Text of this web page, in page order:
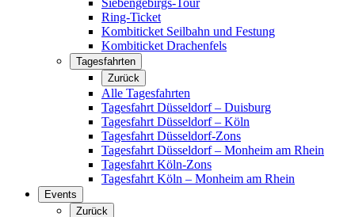
Siebengebirgs-Tour
Ring-Ticket
Kombiticket Seilbahn und Festung
Kombiticket Drachenfels
Tagesfahrten
Zurück
Alle Tagesfahrten
Tagesfahrt Düsseldorf – Duisburg
Tagesfahrt Düsseldorf – Köln
Tagesfahrt Düsseldorf-Zons
Tagesfahrt Düsseldorf – Monheim am Rhein
Tagesfahrt Köln-Zons
Tagesfahrt Köln – Monheim am Rhein
Events
Zurück